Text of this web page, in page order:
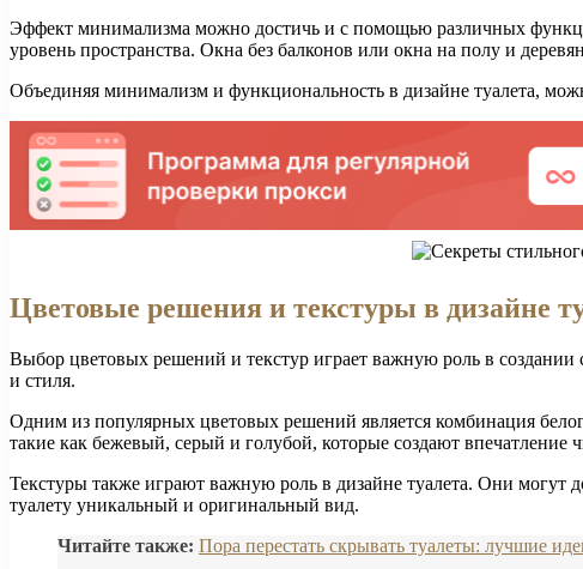
Эффект минимализма можно достичь и с помощью различных
уровень пространства. Окна без балконов или окна на полу и
Объединяя минимализм и функциональность в дизайне туалета,
Цветовые решения и текстуры в дизайне
Выбор цветовых решений и текстур играет важную роль в создании
и стиля.
Одним из популярных цветовых решений является комбинация
такие как бежевый, серый и голубой, которые создают впечатление
Текстуры также играют важную роль в дизайне туалета. Они могут
туалету уникальный и оригинальный вид.
Читайте также: Пора перестать скрывать туалеты: лучшие